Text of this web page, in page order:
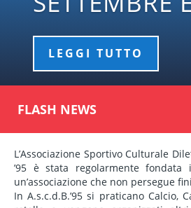
LEGGI TUTTO
FLASH NEWS
L’Associazione Sportivo Culturale
’95 è stata regolarmente
un’associazione che non persegue
In A.s.c.d.B.’95 si praticano Calcio,